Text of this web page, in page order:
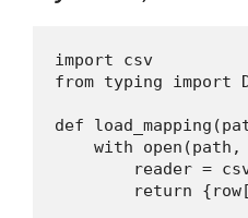
import csv
from typing import
def
with open(path,
reader =